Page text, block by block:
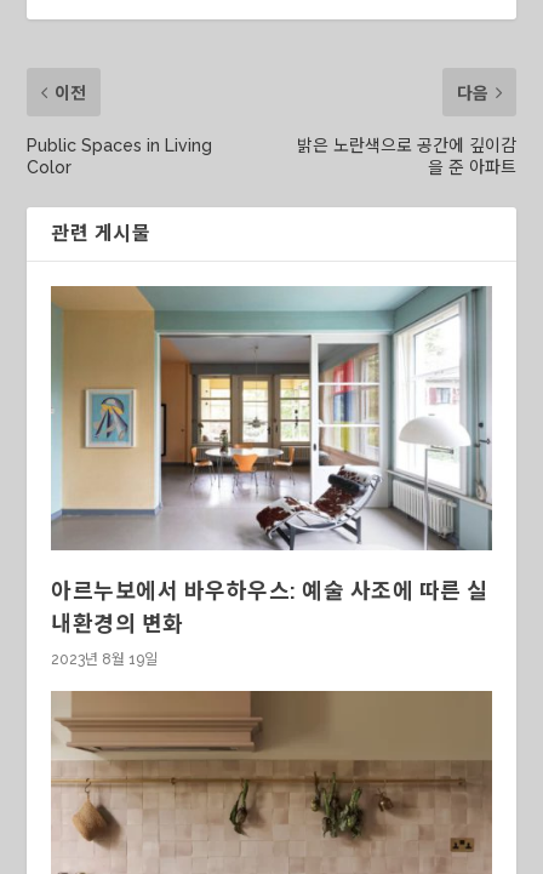
이전
Public Spaces in Living
Color
다음
밝은 노란색으로 공간에 깊이감
을 준 아파트
관련 게시물
아르누보에서 바우하우스: 예술 사조에 따른 실
내환경의 변화
2023년 8월 19일